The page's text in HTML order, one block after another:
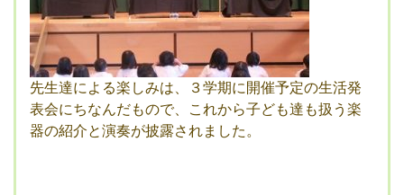
先生達による楽しみは、３学期に開催予定の生活発
表会にちなんだもので、これから子ども達も扱う楽
器の紹介と演奏が披露されました。